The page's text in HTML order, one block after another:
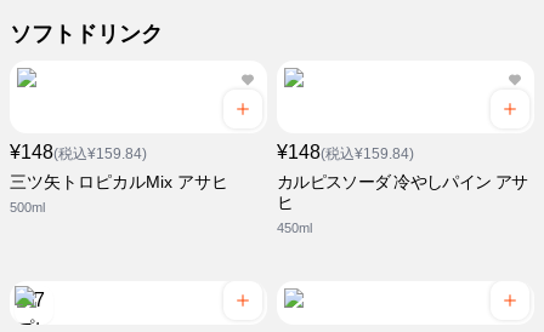
ソフトドリンク
¥148(税込¥159.84)
三ツ矢トロピカルMix アサヒ
500ml
¥148(税込¥159.84)
カルピスソーダ 冷やしパイン アサ
ヒ
450ml